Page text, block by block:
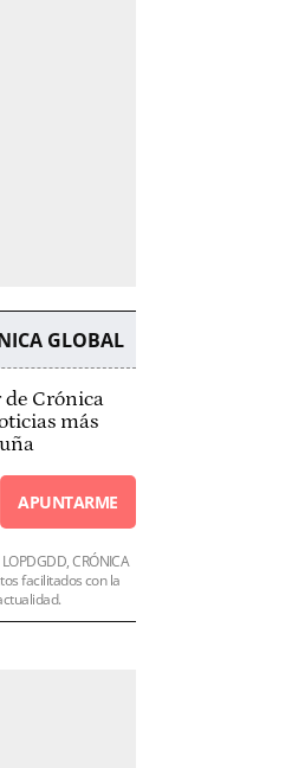
GLOBAL
Crónica
más
APUNTARME
CRÓNICA
facilitados con la